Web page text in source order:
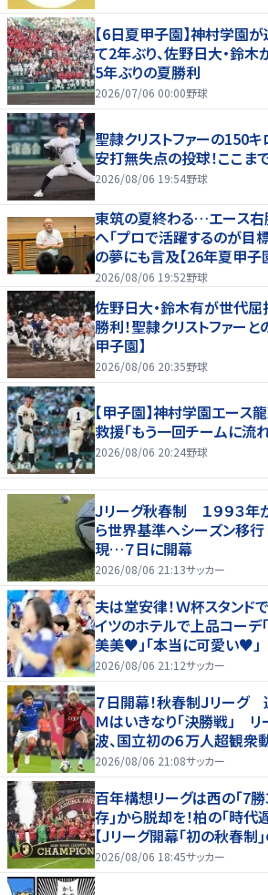
【6日夏甲子園】神村学園
て2年ぶり、佐野日大・鈴
5年ぶりの夏勝利
2026/07/06 00:00野球
聖隷クリストファーの150
安打無失点の投球！ここま
2026/08/06 19:54野球
東筑の夏終わる…エース
へ「プロで活躍するのが目
の夢にも言及【26年夏甲子
2026/08/06 19:52野球
佐野日大・鈴木有が世代
勝利！聖隷クリストファー
甲子園】
2026/08/06 20:35野球
【甲子園】神村学園エース
救援「もう一回チームに流
2026/08/06 20:24野球
Ｊリーグ秋春制 １９９３年
ら世界基準へシーズン移
現…７日に開幕
2026/08/06 21:13サッカー
夫は堂安律！Ｗ杯スタン
イツのホテルで上品コーデ
美美♥」「本当に可愛い♥」
2026/08/06 21:12サッカー
７日開幕！秋春制Ｊリーグ
Ｍはいきなり「決勝戦」 リ
波、国立初の６万人超観衆
2026/08/06 21:08サッカー
百年構想リーグは西の｢7
存｣から脱却を！柏の｢時代
【Jリーグ開幕｢初の秋春制
2026/08/06 18:45サッカー